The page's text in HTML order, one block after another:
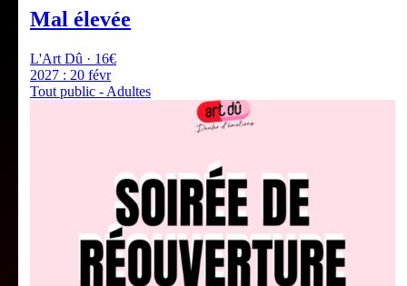
Mal élevée
L'Art Dû · 16€
2027 : 20 févr
Tout public - Adultes